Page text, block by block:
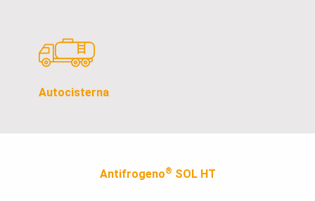
Autocisterna
Antifrogeno® SOL HT